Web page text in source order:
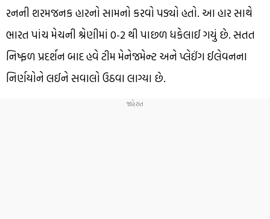
રનની શરમજનક હારનો સામનો કરવો પડ્યો હતો. આ હાર સાથે
ભારત પાંચ મેચની શ્રેણીમાં 0-2 થી પાછળ ધકેલાઈ ગયું છે. સતત
નિષ્ફળ પ્રદર્શન બાદ હવે ટીમ મેનેજમેન્ટ અને પ્લેઈંગ ઈલેવનના
નિર્ણયોને લઈને સવાલો ઉઠવા લાગ્યા છે.